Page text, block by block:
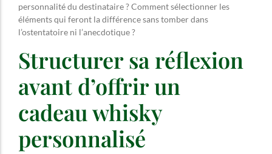
personnalité du destinataire ? Comment sélectionner les
éléments qui feront la différence sans tomber dans
l’ostentatoire ni l’anecdotique ?
Structurer sa réflexion
avant d’offrir un
cadeau whisky
personnalisé